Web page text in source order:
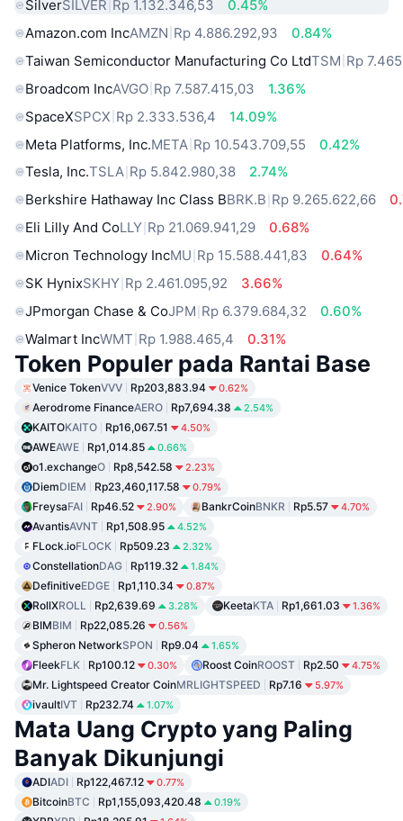
SilverSILVER Rp 1.132.346,53
0.45%
Amazon.com IncAMZN Rp 4.886.292,93
0.84%
Taiwan Semiconductor Manufacturing Co LtdTSM Rp
Broadcom IncAVGO Rp 7.587.415,03
1.36%
SpaceXSPCX Rp 2.333.536,4
14.09%
Meta Platforms, Inc.META Rp 10.543.709,55
0.42%
Tesla, Inc.TSLA Rp 5.842.980,38
2.74%
Berkshire Hathaway Inc Class BBRK.B Rp 9.265.622,66
Eli Lilly And CoLLY Rp 21.069.941,29
0.68%
Micron Technology IncMU Rp 15.588.441,83
0.64%
SK HynixSKHY Rp 2.461.095,92
3.66%
JPmorgan Chase & CoJPM Rp 6.379.684,32
0.60%
Walmart IncWMT Rp 1.988.465,4 0.31%
Token Populer pada Rantai Base
Venice TokenVVV Rp203,883.94 0.62%
Aerodrome FinanceAERO Rp7,694.38 2.54%
KAITOKAITO Rp16,067.51 4.50%
AWEAWE Rp1,014.85 0.66%
o1.exchangeO Rp8,542.58 2.23%
DiemDIEM Rp23,460,117.58 0.79%
FreysaFAI Rp46.52 2.90% BankrCoinBNKR Rp5.57 4.70%
AvantisAVNT Rp1,508.95 4.52%
FLock.ioFLOCK Rp509.23 2.32%
ConstellationDAG Rp119.32 1.84%
DefinitiveEDGE Rp1,110.34 0.87%
RollXROLL Rp2,639.69 3.28% KeetaKTA Rp1,661.03 1.36%
BIMBIM Rp22,085.26 0.56%
Spheron NetworkSPON Rp9.04 1.65%
FleekFLK Rp100.12 0.30% Roost CoinROOST Rp2.50 4.75%
Mr. Lightspeed Creator CoinMRLIGHTSPEED Rp7.16 5.97%
ivaultIVT Rp232.74 1.07%
Mata Uang Crypto yang Paling
Banyak Dikunjungi
ADIADI Rp122,467.12 0.77%
BitcoinBTC Rp1,155,093,420.48 0.19%